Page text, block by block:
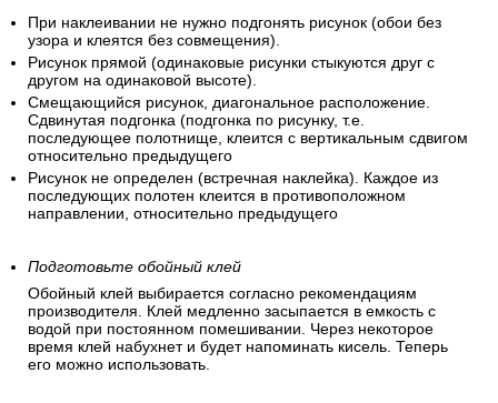
нарезать все полотнища для помещения, предварительно
посчитав высоту каждой полосы. Обрезки полос могут
пригодиться для резерва. Чтобы порядок полос не
перепутался – пронумеруйте их, сделав отметки верха и
низа каждой полосы.
При наклеивании не нужно подгонять рисунок (обои без
узора и клеятся без совмещения).
Рисунок прямой (одинаковые рисунки стыкуются друг с
другом на одинаковой высоте).
Смещающийся рисунок, диагональное расположение.
последующее полотнище, клеится с вертикальным сдвигом
относительно предыдущего
Рисунок не определен (встречная наклейка). Каждое из
последующих полотен клеится в противоположном
направлении, относительно предыдущего